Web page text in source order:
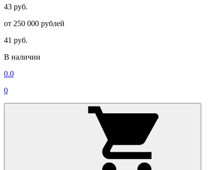
43 руб.
от 250 000 рублей
41 руб.
В наличии
0.0
0